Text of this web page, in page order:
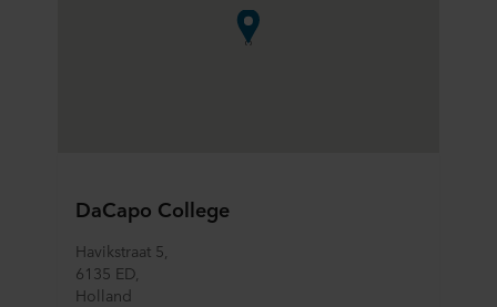
DaCapo College
Havikstraat 5,
6135 ED,
Holland